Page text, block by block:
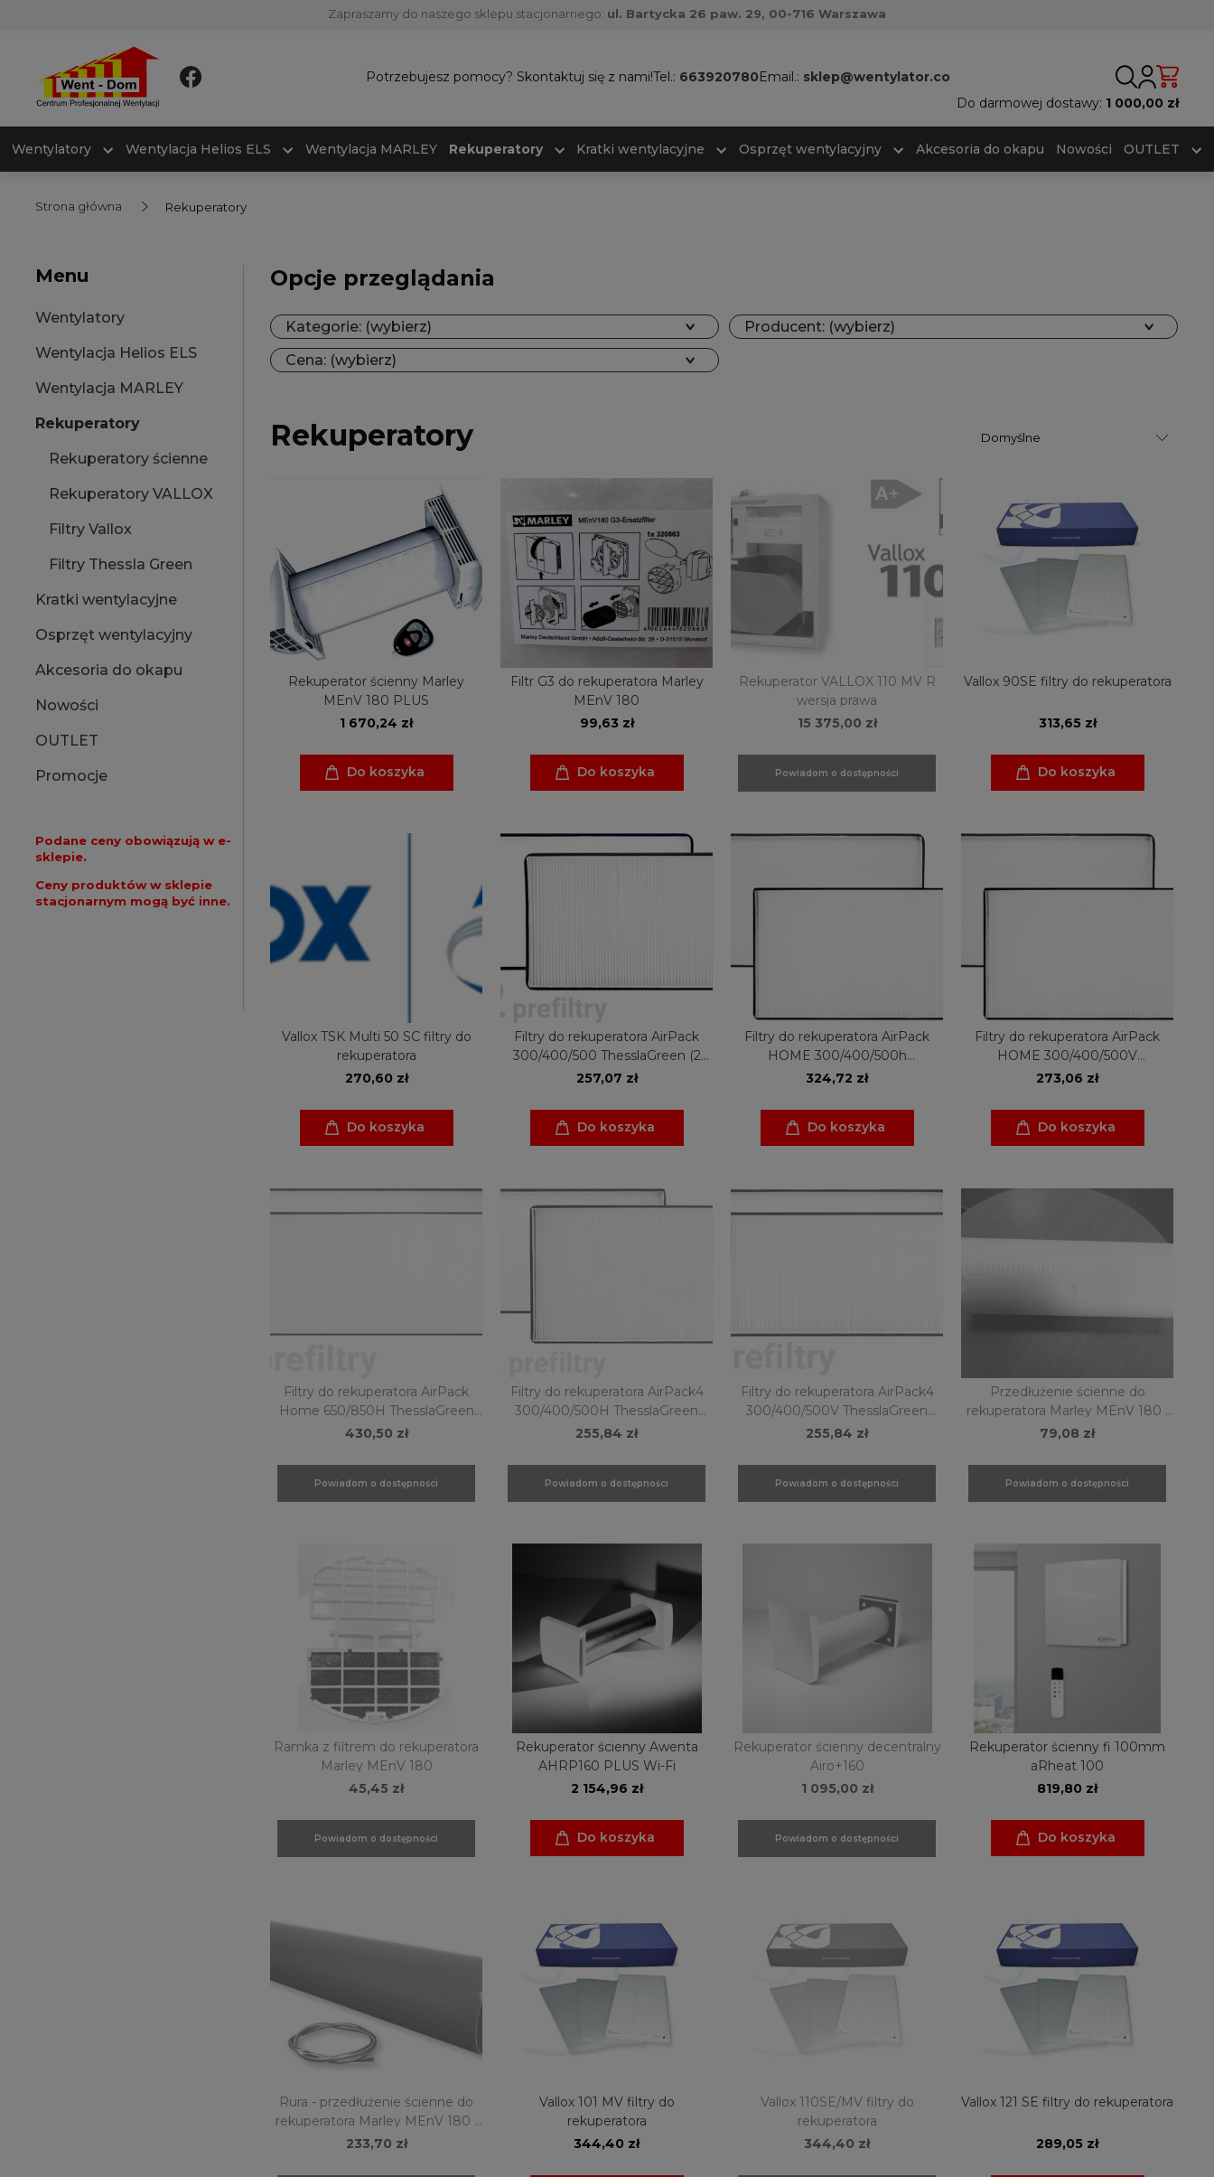
Zapraszamy do naszego sklepu stacjonarnego: ul. Bartycka 26 paw. 29, 00-716 Warszawa
Potrzebujesz pomocy? Skontaktuj się z nami!Tel.: 663920780Email.: sklep@wentylator.co
Do darmowej dostawy: 1 000,00 zł
Wentylatory Wentylacja Helios ELS Wentylacja MARLEY Rekuperatory Kratki wentylacyjne Osprzęt wentylacyjny Akcesoria do okapu Nowości OUTLET
Strona główna Rekuperatory
Menu
Wentylatory
Wentylacja Helios ELS
Wentylacja MARLEY
Rekuperatory
Rekuperatory ścienne
Rekuperatory VALLOX
Filtry Vallox
Filtry Thessla Green
Kratki wentylacyjne
Osprzęt wentylacyjny
Akcesoria do okapu
Nowości
OUTLET
Promocje
Podane ceny obowiązują w e-
sklepie.
Ceny produktów w sklepie
stacjonarnym mogą być inne.
Opcje przeglądania
Kategorie: (wybierz)
Producent: (wybierz)
Cena: (wybierz)
Rekuperatory
Rekuperator ścienny Marley
MEnV 180 PLUS
1 670,24 zł
Do koszyka
Filtr G3 do rekuperatora Marley
MEnV 180
99,63 zł
Do koszyka
Rekuperator VALLOX 110 MV R
wersja prawa
15 375,00 zł
Powiadom o dostępności
Vallox 90SE filtry do rekuperatora
313,65 zł
Do koszyka
Vallox TSK Multi 50 SC filtry do
rekuperatora
270,60 zł
Do koszyka
Filtry do rekuperatora AirPack
300/400/500 ThesslaGreen (2
generacja) CPP01
257,07 zł
Do koszyka
Filtry do rekuperatora AirPack
HOME 300/400/500h
ThesslaGreen CPP04
324,72 zł
Do koszyka
Filtry do rekuperatora AirPack
HOME 300/400/500V
ThesslaGreen CPP06
273,06 zł
Do koszyka
Filtry do rekuperatora AirPack
Home 650/850H ThesslaGreen
CPP05
430,50 zł
Powiadom o dostępności
Filtry do rekuperatora AirPack4
300/400/500H ThesslaGreen
CPP09
255,84 zł
Powiadom o dostępności
Filtry do rekuperatora AirPack4
300/400/500V ThesslaGreen
CPP10
255,84 zł
Powiadom o dostępności
Przedłużenie ścienne do
rekuperatora Marley MEnV 180 i
MEnV 180Plus
79,08 zł
Powiadom o dostępności
Ramka z filtrem do rekuperatora
Marley MEnV 180
45,45 zł
Powiadom o dostępności
Rekuperator ścienny Awenta
AHRP160 PLUS Wi-Fi
2 154,96 zł
Do koszyka
Rekuperator ścienny decentralny
Airo+160
1 095,00 zł
Powiadom o dostępności
Rekuperator ścienny fi 100mm
aRheat 100
819,80 zł
Do koszyka
Rura - przedłużenie ścienne do
rekuperatora Marley MEnV 180 i
MEnV 180Plus
233,70 zł
Vallox 101 MV filtry do
rekuperatora
344,40 zł
Vallox 110SE/MV filtry do
rekuperatora
344,40 zł
Vallox 121 SE filtry do rekuperatora
289,05 zł